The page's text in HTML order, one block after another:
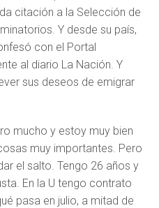
citación a la Selección de
Y desde su país,
con el Portal
al diario La Nación. Y
sus deseos de emigrar
mucho y estoy muy bien
muy importantes. Pero
el salto. Tengo 26 años y
En la U tengo contrato
pasa en julio, a mitad de